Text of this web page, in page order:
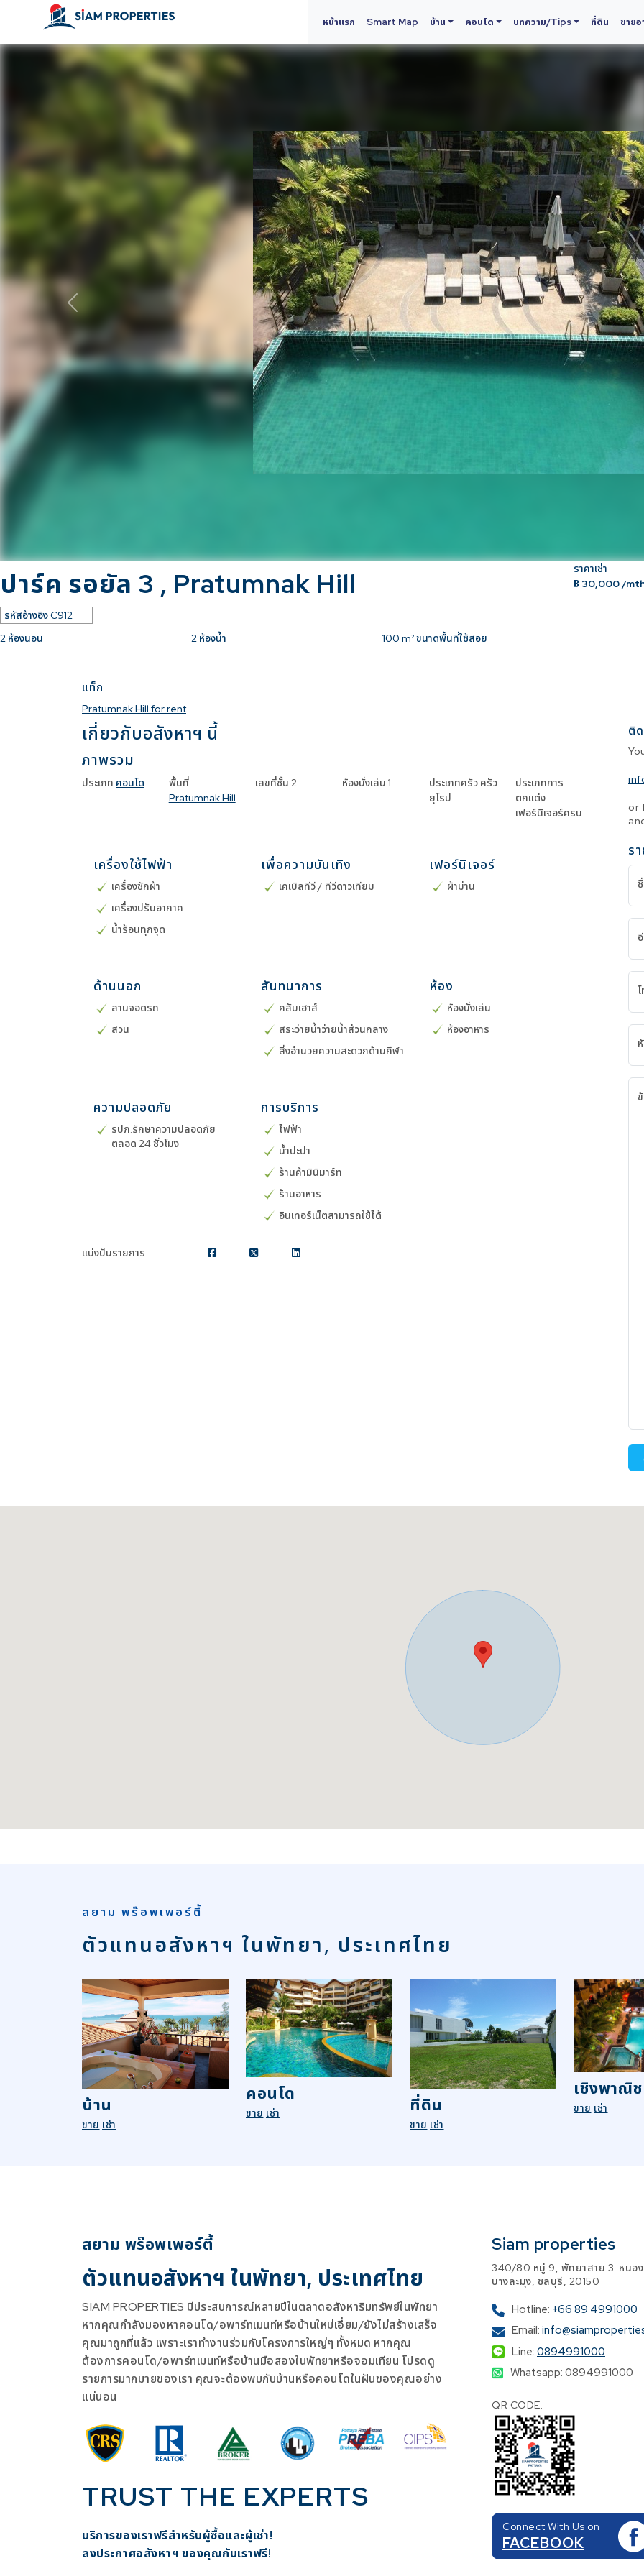
หน้าแรก Smart Map บ้าน คอนโด บทความ/Tips ที่ดิน ขายอ
ก่อนหน้า
ปาร์ค รอยัล 3 , Pratumnak Hill
รหัสอ้างอิงC912
2 ห้องนอน 2 ห้องน้ำ 100 m² ขนาดพื้นที่ใช้สอย
ราคาเช่า
฿ 30,000 /
แท็ก
Pratumnak Hill for rent
เกี่ยวกับอสังหาฯ นี้
ภาพรวม
ประเภท คอนโด
พื้นที่
Pratumnak Hill
เลขที่ชั้น 2 ห้องนั่งเล่น 1 ประเภทครัว ครัว
ยุโรป
ประเภทการ
ตกแต่ง
เฟอร์นิเจอร์ครบ
เครื่องใช้ไฟฟ้า
เครื่องซักผ้า
เครื่องปรับอากาศ
น้ำร้อนทุกจุด
เพื่อความบันเทิง
เคเบิลทีวี / ทีวีดาวเทียม
เฟอร์นิเจอร์
ผ้าม่าน
ด้านนอก
ลานจอดรถ
สวน
สันทนาการ
คลับเฮาส์
สระว่ายน้ำว่ายน้ำส่วนกลาง
สิ่งอำนวยความสะดวกด้านกีฬา
ห้อง
ห้องนั่งเล่น
ห้องอาหาร
ความปลอดภัย
รปภ.รักษาความปลอดภัย
ตลอด 24 ชั่วโมง
การบริการ
ไฟฟ้า
น้ำปะปา
ร้านค้ามินิมาร์ท
ร้านอาหาร
อินเทอร์เน็ตสามารถใช้ได้
แบ่งปันรายการ
ติ
or
ร
สยาม พร๊อพเพอร์ตี้
ตัวแทนอสังหาฯ ในพัทยา, ประเทศไทย
บ้าน
ขาย เช่า
คอนโด
ขาย เช่า ที่ดิน
ขาย เช่า
เชิงพาณิ
ขาย เช่า
สยาม พร๊อพเพอร์ตี้
ตัวแทนอสังหาฯ ในพัทยา, ประเทศไทย
SIAM PROPERTIES มีประสบการณ์หลายปีในตลาดอสังหาริมทรัพย์ในพัทยา
หากคุณกำลังมองหาคอนโด/อพาร์ทเมนท์หรือบ้านใหม่เอี่ยม/ยังไม่สร้างเสร็จ
คุณมาถูกที่แล้ว เพราะเราทำงานร่วมกับโครงการใหญ่ๆ ทั้งหมด หากคุณ
ต้องการคอนโด/อพาร์ทเมนท์หรือบ้านมือสองในพัทยาหรือจอมเทียน โปรดดู
รายการมากมายของเรา คุณจะต้องพบกับบ้านหรือคอนโดในฝันของคุณอย่าง
แน่นอน
TRUST THE EXPERTS
บริการของเราฟรีสำหรับผู้ซื้อและผู้เช่า!
​ลงประกาศอสังหาฯ ของคุณกับเราฟรี!
Siam properties
340/80 หมู่ 9, พัทยาสาย 3. หนอ
บางละมุง, ชลบุรี, 20150
Hotline: +66 89 4991000
Email:
Line: 0894991000
Whatsapp: 0894991000
QR CODE:
Connect With Us on
FACEBOOK